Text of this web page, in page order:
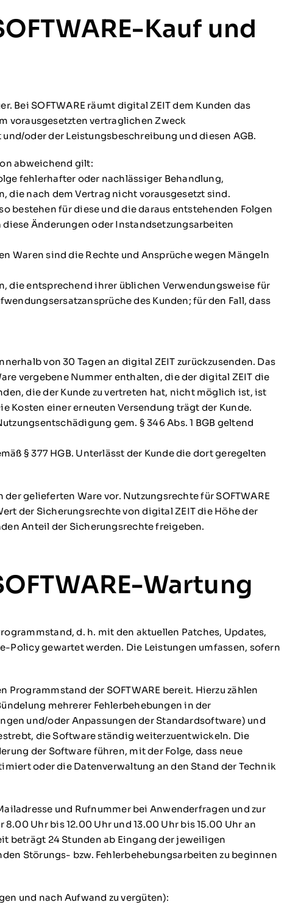
Kauf und
Bei SOFTWARE räumt digital ZEIT dem Kunden das
vorausgesetzten vertraglichen Zweck
oder der Leistungsbeschreibung und diesen AGB.
abweichend gilt:
fehlerhafter oder nachlässiger Behandlung,
die nach dem Vertrag nicht vorausgesetzt sind.
bestehen für diese und die daraus entstehenden Folgen
Änderungen oder Instandsetzungsarbeiten
Waren sind die Rechte und Ansprüche wegen Mängeln
die entsprechend ihrer üblichen Verwendungsweise für
des Kunden; für den Fall, dass
von 30 Tagen an digital ZEIT zurückzusenden. Das
vergebene Nummer enthalten, die der digital ZEIT die
die der Kunde zu vertreten hat, nicht möglich ist, ist
Kosten einer erneuten Versendung trägt der Kunde.
gem. § 346 Abs. 1 BGB geltend
§ 377 HGB. Unterlässt der Kunde die dort geregelten
gelieferten Ware vor. Nutzungsrechte für SOFTWARE
der Sicherungsrechte von digital ZEIT die Höhe der
Anteil der Sicherungsrechte freigeben.
Wartung
d. h. mit den aktuellen Patches, Updates,
Policy gewartet werden. Die Leistungen umfassen, sofern
der SOFTWARE bereit. Hierzu zählen
mehrerer Fehlerbehebungen in der
und/oder Anpassungen der Standardsoftware) und
die Software ständig weiterzuentwickeln. Die
der Software führen, mit der Folge, dass neue
oder die Datenverwaltung an den Stand der Technik
und Rufnummer bei Anwenderfragen und zur
Uhr bis 12.00 Uhr und 13.00 Uhr bis 15.00 Uhr an
beträgt 24 Stunden ab Eingang der jeweiligen
Störungs- bzw. Fehlerbehebungsarbeiten zu beginnen
und nach Aufwand zu vergüten):